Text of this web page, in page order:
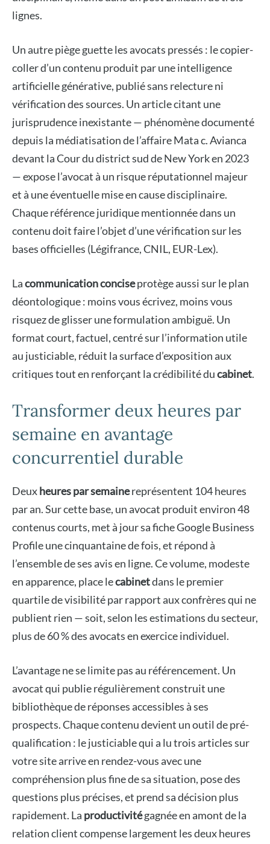
lignes.
Un autre piège guette les avocats pressés : le copier-
coller d’un contenu produit par une intelligence
artificielle générative, publié sans relecture ni
vérification des sources. Un article citant une
jurisprudence inexistante — phénomène documenté
depuis la médiatisation de l’affaire Mata c. Avianca
devant la Cour du district sud de New York en 2023
— expose l’avocat à un risque réputationnel majeur
et à une éventuelle mise en cause disciplinaire.
Chaque référence juridique mentionnée dans un
contenu doit faire l’objet d’une vérification sur les
bases officielles (Légifrance, CNIL, EUR-Lex).
Lacommunication conciseprotège aussi sur le plan
déontologique : moins vous écrivez, moins vous
risquez de glisser une formulation ambiguë. Un
format court, factuel, centré sur l’information utile
au justiciable, réduit la surface d’exposition aux
critiques tout en renforçant la crédibilité ducabinet.
Transformer deux heures par
semaine en avantage
concurrentiel durable
Deuxheures par semainereprésentent 104 heures
par an. Sur cette base, un avocat produit environ 48
contenus courts, met à jour sa fiche Google Business
Profile une cinquantaine de fois, et répond à
l’ensemble de ses avis en ligne. Ce volume, modeste
en apparence, place lecabinetdans le premier
quartile de visibilité par rapport aux confrères qui ne
publient rien — soit, selon les estimations du secteur,
plus de 60 % des avocats en exercice individuel.
L’avantage ne se limite pas au référencement. Un
avocat qui publie régulièrement construit une
bibliothèque de réponses accessibles à ses
prospects. Chaque contenu devient un outil de pré-
qualification : le justiciable qui a lu trois articles sur
votre site arrive en rendez-vous avec une
compréhension plus fine de sa situation, pose des
questions plus précises, et prend sa décision plus
rapidement. La productivitégagnée en amont de la
relation client compense largement les deux heures